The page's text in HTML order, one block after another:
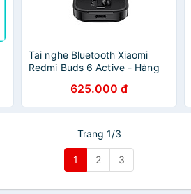
Tai nghe Bluetooth Xiaomi
Redmi Buds 6 Active - Hàng
625.000 đ
Trang 1/3
1 2 3